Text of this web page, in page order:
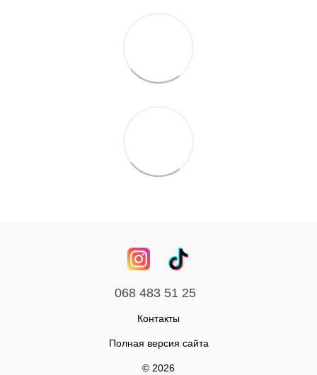
068 483 51 25
Контакты
Полная версия сайта
© 2026